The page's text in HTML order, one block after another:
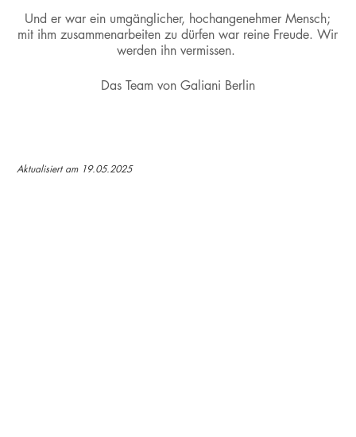
Und er war ein umgänglicher, hochangenehmer Mensch;
mit ihm zusammenarbeiten zu dürfen war reine Freude. Wir
werden ihn vermissen.
Das Team von Galiani Berlin
Aktualisiert am 19.05.2025